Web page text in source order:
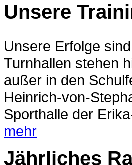
Unsere
Unsere Erfolge
Turnhallen stehen
außer in den
Heinrich-von-
Sporthalle der
mehr
Jährliches